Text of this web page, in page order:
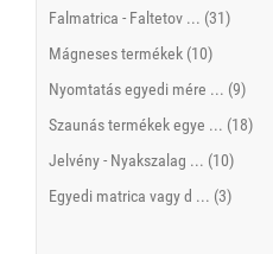
Falmatrica - Faltetov ... (31)
Mágneses termékek (10)
Nyomtatás egyedi mére ... (9)
Szaunás termékek egye ... (18)
Jelvény - Nyakszalag ... (10)
Egyedi matrica vagy d ... (3)